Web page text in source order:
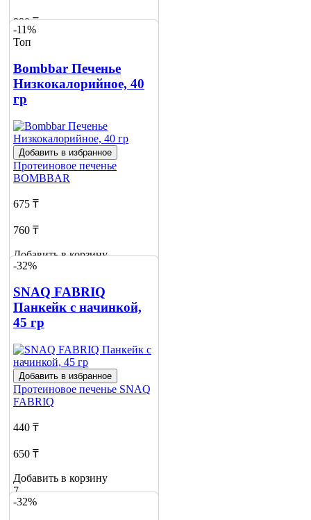
990 ₸
Добавить в корзину
-11%
Топ
Bombbar Печенье
Низкокалорийное, 40
гр
Добавить в избранное
Протеиновое печенье
BOMBBAR
675 ₸
760 ₸
Добавить в корзину
13
-32%
SNAQ FABRIQ
Панкейк с начинкой,
45 гр
Добавить в избранное
Протеиновое печенье SNAQ
FABRIQ
440 ₸
650 ₸
Добавить в корзину
7
-32%